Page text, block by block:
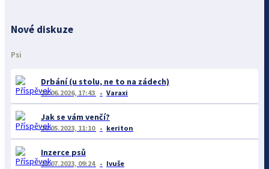
Nové diskuze
Psi
Drbání (u stolu, ne to na zádech)
23.06.2026, 17:43 Varaxi
Jak se vám venčí?
26.05.2023, 11:10 keriton
Inzerce psů
13.07.2023, 09:24 Ivuše